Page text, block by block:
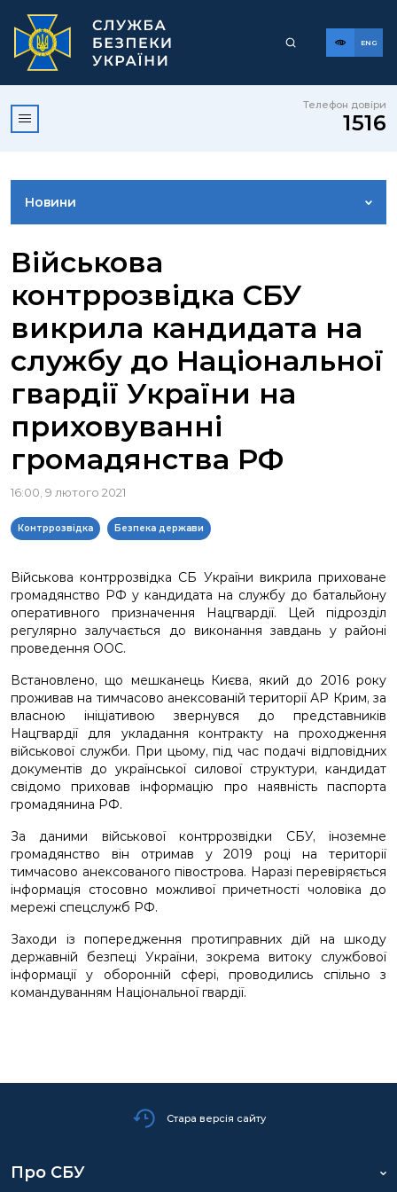
ENG
Телефон довіри
1516
Новини
ВІДЕОГАЛЕРЕЯ
КОНТАКТИ ПРЕСЦЕНТРУ
Військова
контррозвідка СБУ
викрила кандидата на
службу до Національної
гвардії України на
приховуванні
громадянства РФ
16:00, 9 лютого 2021
Контррозвідка Безпека держави
Військова контррозвідка СБ України викрила приховане
громадянство РФ у кандидата на службу до батальйону
оперативного призначення Нацгвардії. Цей підрозділ
регулярно залучається до виконання завдань у районі
проведення ООС.
Встановлено, що мешканець Києва, який до 2016 року
проживав на тимчасово анексованій території АР Крим, за
власною ініціативою звернувся до представників
Нацгвардії для укладання контракту на проходження
військової служби. При цьому, під час подачі відповідних
документів до української силової структури, кандидат
свідомо приховав інформацію про наявність паспорта
громадянина РФ.
За даними військової контррозвідки СБУ, іноземне
громадянство він отримав у 2019 році на території
тимчасово анексованого півострова. Наразі перевіряється
інформація стосовно можливої причетності чоловіка до
мережі спецслужб РФ.
Заходи із попередження протиправних дій на шкоду
державній безпеці України, зокрема витоку службової
інформації у оборонній сфері, проводились спільно з
командуванням Національної гвардії.
Стара версія сайту
Про СБУ